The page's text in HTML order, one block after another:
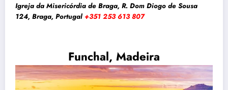
Igreja da Misericórdia de Braga, R. Dom Diogo de Sousa
124, Braga, Portugal +351 253 613 807
Funchal, Madeira